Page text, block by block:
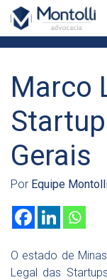
Marco
Gerais
Por Equipe
O estado de
Legal das